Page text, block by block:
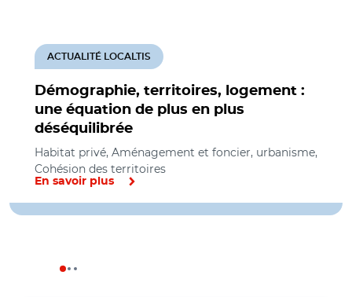
Démographie, territoires, logement :
une équation de plus en plus
déséquilibrée
ACTUALITÉ LOCALTIS
Habitat privé, Aménagement et foncier, urbanisme,
Cohésion des territoires
En savoir plus